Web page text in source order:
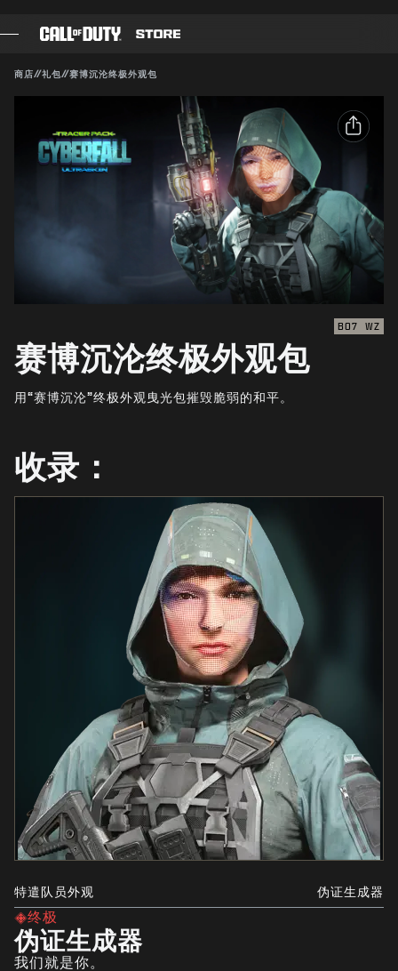
战斗通行证
游戏
新闻
电竞
商店//礼包//赛博沉沦终极外观包
兼容对象：
确认购买
取消
动视有权随时更新、替换或删除此游戏内容。
分享
电子邮件
Facebook
X
复制链接
BO7 WZ
赛博沉沦终极外观包
用“赛博沉沦”终极外观曳光包摧毁脆弱的和平。
收录：
特遣队员外观 伪证生成器
终极
伪证生成器
我们就是你。